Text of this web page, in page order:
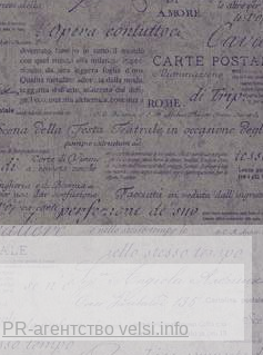
PR-агентство velsi.info